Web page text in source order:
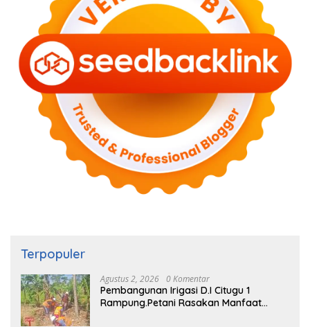
Terpopuler
Agustus 2, 2026 0 Komentar
Pembangunan Irigasi D.I Citugu 1
Rampung.Petani Rasakan Manfaat